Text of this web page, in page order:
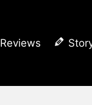
Reviews